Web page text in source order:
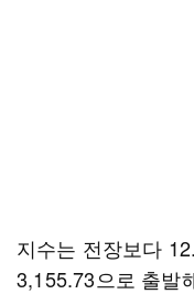
지수는 전장보다
3,155.73으로 출발